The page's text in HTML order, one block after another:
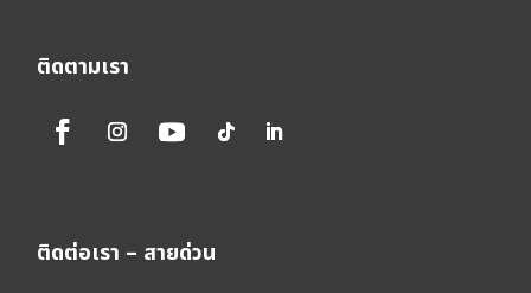
ติดตามเรา
ติดต่อเรา – สายด่วน